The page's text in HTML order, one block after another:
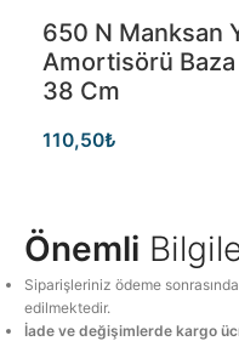
650 N Manksan
Amortisörü
38 Cm
110,50₺
Önemli
Siparişleriniz ödeme
edilmektedir.
İade ve değişimlerde kargo